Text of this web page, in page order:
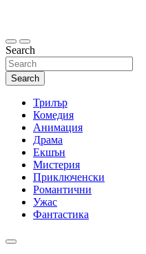
Search
Search
Трилър
Комедия
Анимация
Драма
Екшън
Мистерия
Приключенски
Романтични
Ужас
Фантастика